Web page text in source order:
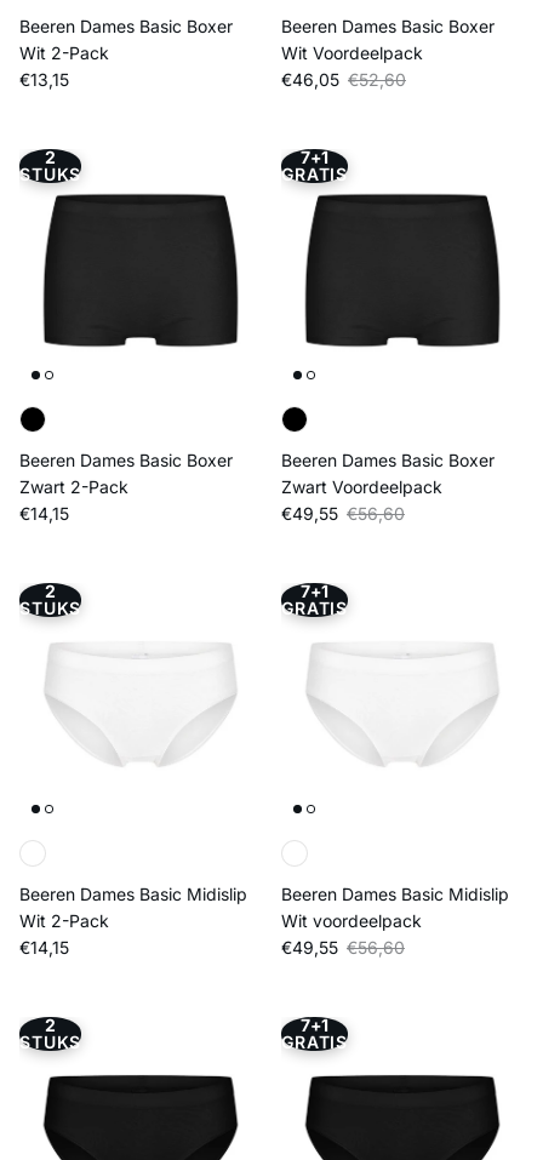
Beeren Dames Basic Boxer
Wit 2-Pack
Reguliere prijs
€13,15
Beeren Dames Basic Boxer
Wit Voordeelpack
Verkoopprijs
€46,05 Reguliere prijs
€52,60
2
STUKS
Beeren Dames Basic Boxer
Zwart 2-Pack
Reguliere prijs
€14,15
7+1
GRATIS
Beeren Dames Basic Boxer
Zwart Voordeelpack
Verkoopprijs
€49,55 Reguliere prijs
€56,60
2
STUKS
Beeren Dames Basic Midislip
Wit 2-Pack
Reguliere prijs
€14,15
7+1
GRATIS
Beeren Dames Basic Midislip
Wit voordeelpack
Verkoopprijs
€49,55 Reguliere prijs
€56,60
2
STUKS
7+1
GRATIS